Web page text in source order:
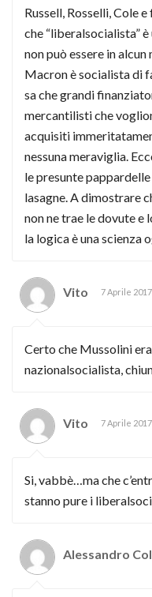
Russell, Rosselli, Cole
che “liberalsocialista”
non può essere in
Macron è socialista di
sa che grandi
mercantilisti che
acquisiti
nessuna meraviglia.
le presunte
lasagne. A dimostrare
non ne trae le dovute e
la logica è una scienza
Vito 7 Aprile 2017
Certo che Mussolini
nazionalsocialista,
Vito 7 Aprile 2017
Si, vabbè…ma che
stanno pure i
Alessandro